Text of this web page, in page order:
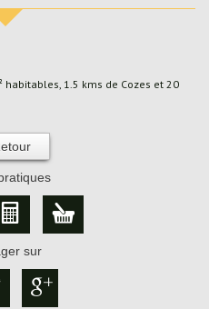
1.5 kms de Cozes et 20
sur